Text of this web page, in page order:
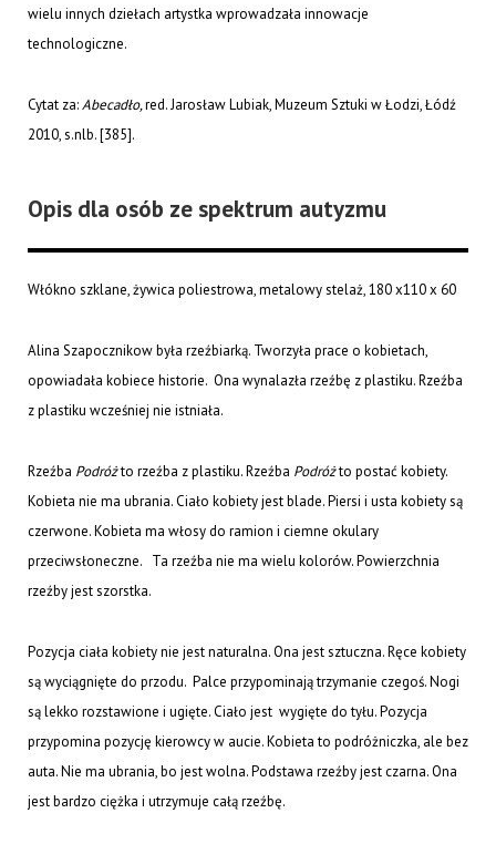
wielu innych dziełach artystka wprowadzała innowacje
technologiczne.
Cytat za:Abecadło,red. Jarosław Lubiak, Muzeum Sztuki w Łodzi, Łódź
2010, s.nlb. [385].
Opis dla osób ze spektrum autyzmu
Włókno szklane, żywica poliestrowa, metalowy stelaż, 180 x110 x 60
Alina Szapocznikow była rzeźbiarką. Tworzyła prace o kobietach,
opowiadała kobiece historie. Ona wynalazła rzeźbę z plastiku. Rzeźba
z plastiku wcześniej nie istniała.
Rzeźba Podróżto rzeźba z plastiku. Rzeźba Podróżto postać kobiety.
Kobieta nie ma ubrania. Ciało kobiety jest blade. Piersi i usta kobiety są
czerwone. Kobieta ma włosy do ramion i ciemne okulary
przeciwsłoneczne. Ta rzeźba nie ma wielu kolorów. Powierzchnia
rzeźby jest szorstka.
Pozycja ciała kobiety nie jest naturalna. Ona jest sztuczna. Ręce kobiety
są wyciągnięte do przodu. Palce przypominają trzymanie czegoś. Nogi
są lekko rozstawione i ugięte. Ciało jest wygięte do tyłu. Pozycja
przypomina pozycję kierowcy w aucie. Kobieta to podróżniczka, ale bez
auta. Nie ma ubrania, bo jest wolna. Podstawa rzeźby jest czarna. Ona
jest bardzo ciężka i utrzymuje całą rzeźbę.